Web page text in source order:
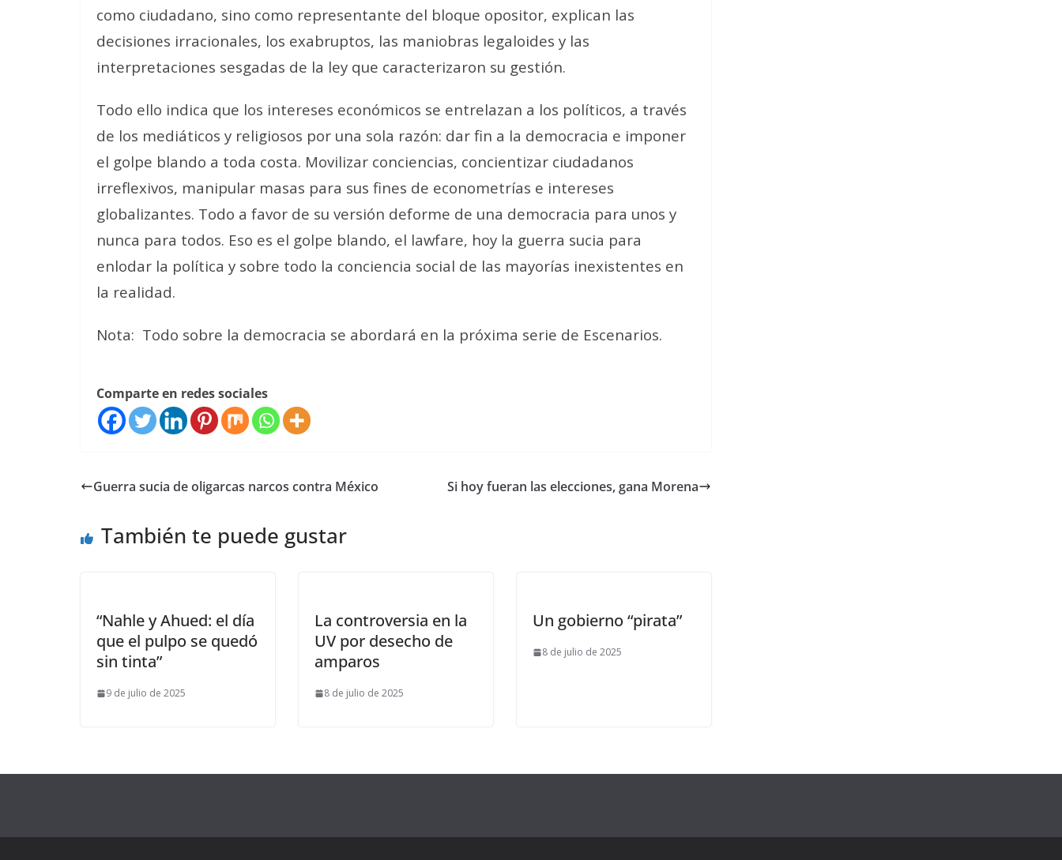
como ciudadano, sino como representante del bloque opositor, explican las
decisiones irracionales, los exabruptos, las maniobras legaloides y las
interpretaciones sesgadas de la ley que caracterizaron su gestión.
Todo ello indica que los intereses económicos se entrelazan a los políticos, a través
de los mediáticos y religiosos por una sola razón: dar fin a la democracia e imponer
el golpe blando a toda costa. Movilizar conciencias, concientizar ciudadanos
irreflexivos, manipular masas para sus fines de econometrías e intereses
globalizantes. Todo a favor de su versión deforme de una democracia para unos y
nunca para todos. Eso es el golpe blando, el lawfare, hoy la guerra sucia para
enlodar la política y sobre todo la conciencia social de las mayorías inexistentes en
la realidad.
Nota: Todo sobre la democracia se abordará en la próxima serie de Escenarios.
Comparte en redes sociales
Guerra sucia de oligarcas narcos contra México Si hoy fueran las elecciones, gana Morena
También te puede gustar
“Nahle y Ahued: el día
que el pulpo se quedó
sin tinta”
9 de julio de 2025
La controversia en la
UV por desecho de
amparos
8 de julio de 2025
Un gobierno “pirata”
8 de julio de 2025